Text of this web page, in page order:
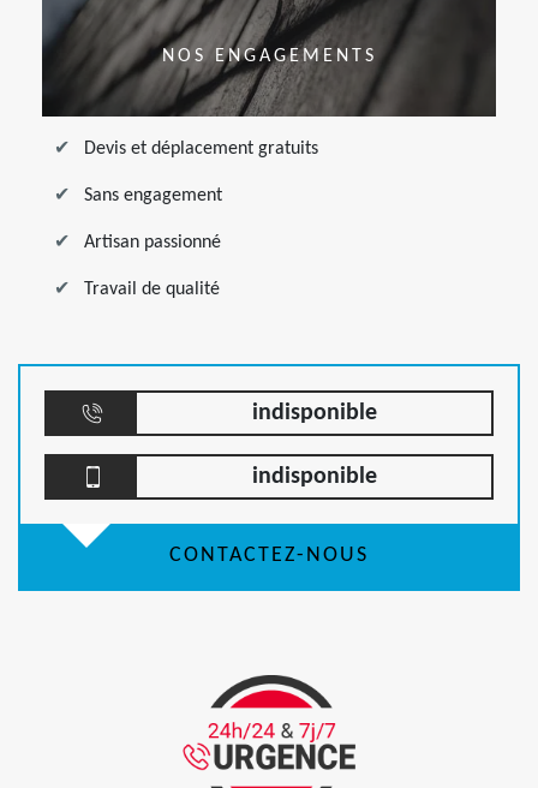
NOS ENGAGEMENTS
Devis et déplacement gratuits
Sans engagement
Artisan passionné
Travail de qualité
indisponible
indisponible
CONTACTEZ-NOUS